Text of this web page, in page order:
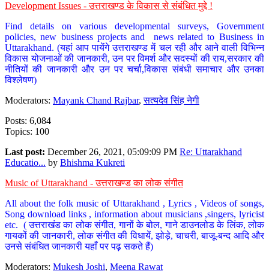
Development Issues - उत्तराखण्ड के विकास से संबंधित मुद्दे !
Find details on various developmental surveys, Government
policies, new business projects and news related to Business in
Uttarakhand. (यहां आप पायेंगे उत्तराखण्ड में चल रही और आने वाली विभिन्न
विकास योजनाओं की जानकारी, उन पर विमर्श और सदस्यों की राय,सरकार की
नीतियों की जानकारी और उन पर चर्चा,विकास संबंधी समाचार और उनका
विश्लेषण)
Moderators: Mayank Chand Rajbar,सत्यदेव सिंह नेगी
Posts: 6,084
Topics: 100
Last post: December 26, 2021, 05:09:09 PM Re: Uttarakhand
Educatio... by Bhishma Kukreti
Music of Uttarakhand - उत्तराखण्ड का लोक संगीत
All about the folk music of Uttarakhand , Lyrics , Videos of songs,
Song download links , information about musicians ,singers, lyricist
etc. ( उत्तराखंड का लोक संगीत, गानों के बोल, गाने डाउनलोड के लिंक, लोक
गायकों की जानकारी, लोक संगीत की विधायें, झोड़े, चाचरी, बाजू-बन्द आदि और
उनसे संबंधित जानकारी यहाँ पर पढ़ सकते हैं)
Moderators: Mukesh Joshi, Meena Rawat